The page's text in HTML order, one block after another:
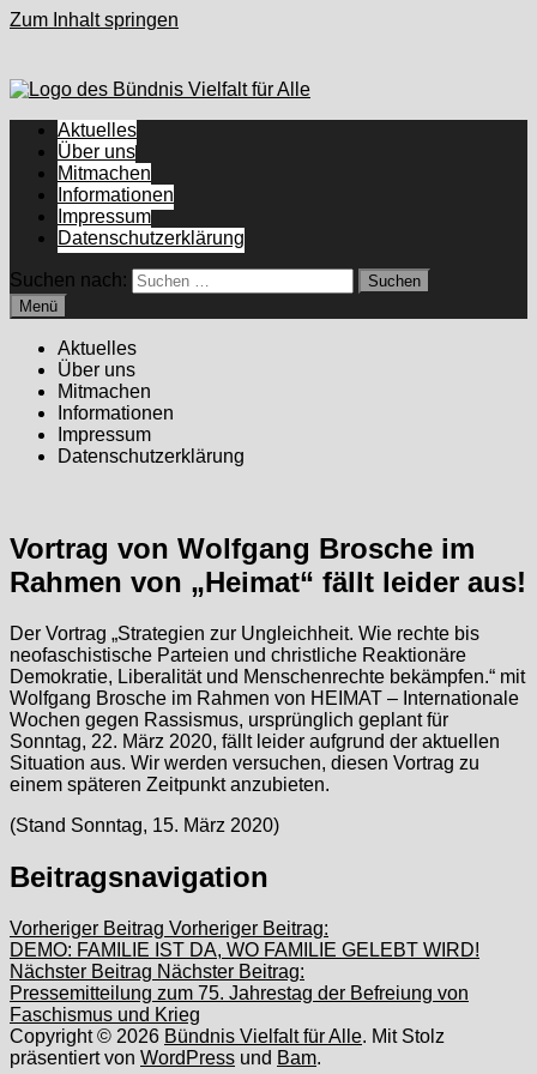
Zum Inhalt springen
Aktuelles
Über uns
Mitmachen
Informationen
Impressum
Datenschutzerklärung
Suchen nach:
Menü
Aktuelles
Über uns
Mitmachen
Informationen
Impressum
Datenschutzerklärung
Vortrag von Wolfgang Brosche im
Rahmen von „Heimat“ fällt leider aus!
Der Vortrag „Strategien zur Ungleichheit. Wie rechte bis
neofaschistische Parteien und christliche Reaktionäre
Demokratie, Liberalität und Menschenrechte bekämpfen.“ mit
Wolfgang Brosche im Rahmen von HEIMAT – Internationale
Wochen gegen Rassismus, ursprünglich geplant für
Sonntag, 22. März 2020, fällt leider aufgrund der aktuellen
Situation aus. Wir werden versuchen, diesen Vortrag zu
einem späteren Zeitpunkt anzubieten.
(Stand Sonntag, 15. März 2020)
Beitragsnavigation
Vorheriger Beitrag Vorheriger Beitrag:
DEMO: FAMILIE IST DA, WO FAMILIE GELEBT WIRD!
Nächster Beitrag Nächster Beitrag:
Pressemitteilung zum 75. Jahrestag der Befreiung von
Faschismus und Krieg
Copyright © 2026 Bündnis Vielfalt für Alle. Mit Stolz
präsentiert von WordPress und Bam.